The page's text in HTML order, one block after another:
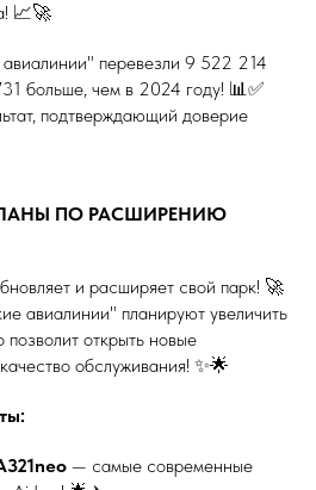
📈🚀
перевезли 9 522 214
больше, чем в 2024 году! 📊✅
подтверждающий доверие
ПО РАСШИРЕНИЮ
и расширяет свой парк! 🚀
авиалинии" планируют увеличить
открыть новые
обслуживания! ✨🌟
— самые современные